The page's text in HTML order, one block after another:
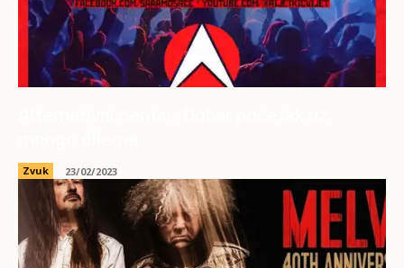
Zvuk 23/02/2023